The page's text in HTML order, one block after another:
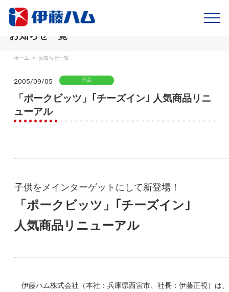
お知らせ一覧
ホーム > お知らせ一覧
2005/09/05 商品
「ポークビッツ」｢チーズイン｣ 人気商品リニ
ューアル
子供をメインターゲットにして新登場！
「ポークビッツ」｢チーズイン｣
人気商品リニューアル
伊藤ハム株式会社（本社：兵庫県西宮市、社長：伊藤正視）は